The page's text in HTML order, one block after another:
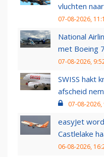
vluchten
07-08-2026,
National
met Boeing
07-08-2026,
SWISS hakt
afscheid
07-08-2026,
easyJet
Castlelake
06-08-2026,